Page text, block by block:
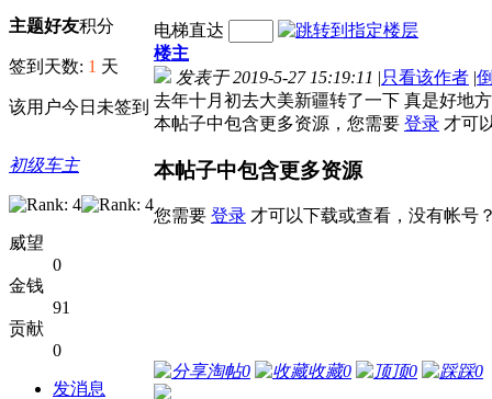
主题好友积分
签到天数: 1 天
该用户今日未签到
初级车主
威望
0
金钱
91
贡献
0
发消息
电梯直达
楼主
发表于 2019-5-27 15:19:11 |只看该作者 |
去年十月初去大美新疆转了一下 真是好地
本帖子中包含更多资源，您需要 登录 才可
本帖子中包含更多资源
您需要 登录 才可以下载或查看，没有帐号
淘帖0 收藏0 顶0 踩0